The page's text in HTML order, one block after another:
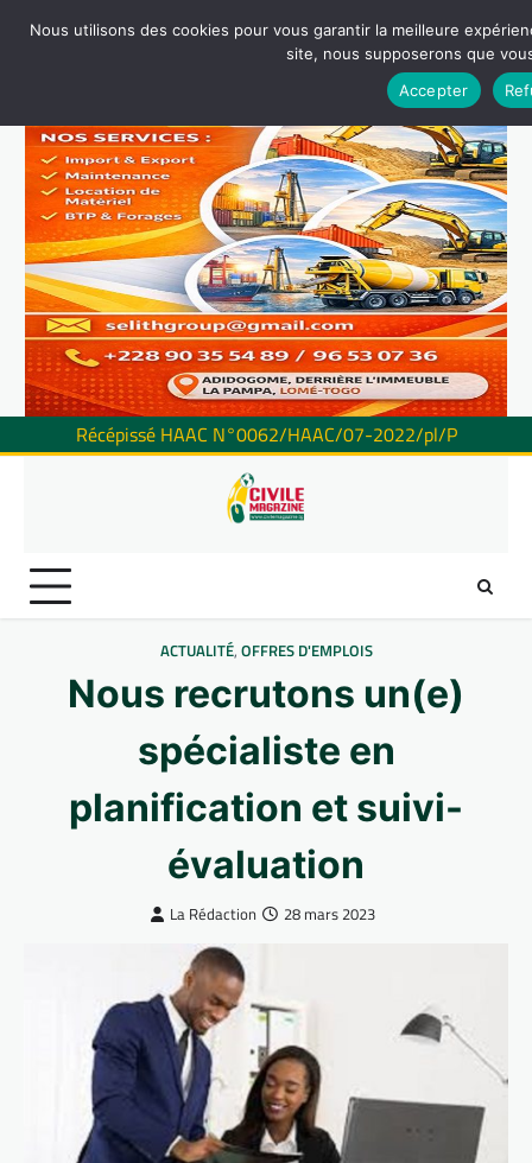
Récépissé HAAC N°0062/HAAC/07-2022/pl/P
ACTUALITÉ, OFFRES D'EMPLOIS
Nous recrutons un(e)
spécialiste en
planification et suivi-
évaluation
La Rédaction 28 mars 2023
Nous utilisons des cookies pour vous garantir la meilleure
site, nous supposerons que
Accepter